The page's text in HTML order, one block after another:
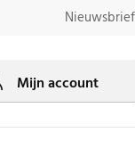
Nieuwsbrief
Mijn account